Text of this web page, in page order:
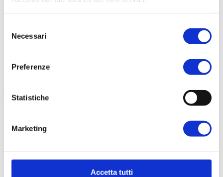
delNecessari
Preferenze
Statistiche
Marketing
Accetta tutti
Logistica Food s.r.l.
Viale S. Tinozzi, 17
65024 Manoppello (PE) - IT